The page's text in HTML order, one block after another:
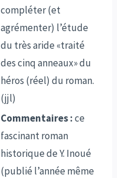
compléter (et
agrémenter) l’étude
du très aride «traité
des cinq anneaux» du
héros (réel) du roman.
(jjl)
Commentaires :ce
fascinant roman
historique de Y. Inoué
(publié l’année même